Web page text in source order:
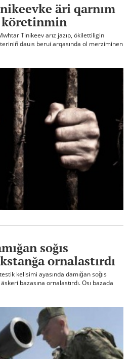
äri qarnım
köretinmin
Tinikeev arız jazıp, ökilettiligin
dauıs berui arqasında ol merziminen
soğıs
ornalastırdı
kelisimi ayasında damığan soğıs
bazasına ornalastırdı. Osı bazada